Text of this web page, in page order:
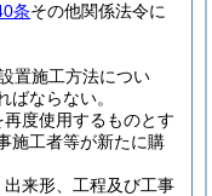
条その他関係法令に
置施工方法につい
ならない。
度使用するものとす
施工者等が新たに購
来形、工程及び工事